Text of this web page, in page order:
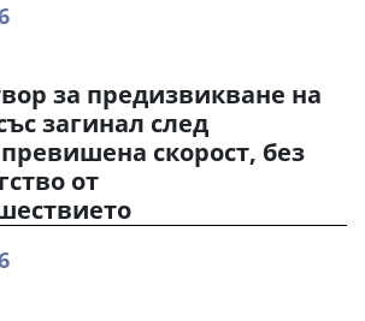
за предизвикване на
загинал след
скорост, без
от